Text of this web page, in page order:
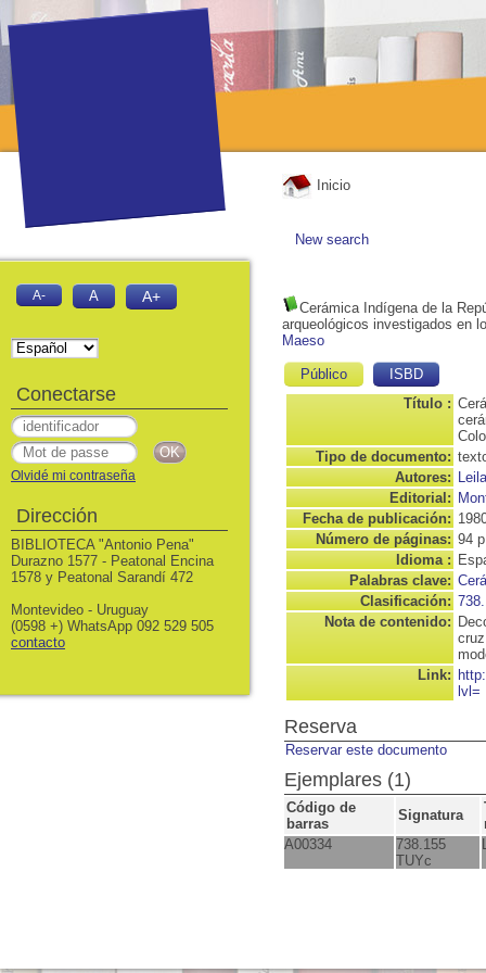
Inicio
New search
Cerámica Indígena de la
arqueológicos investigados en
Maeso
Público
ISBD
Título :
Tipo de documento:
Autores:
Editorial:
Fecha de publicación:
Número de páginas: 94 p
Idioma :
Palabras clave:
Clasificación:
Nota de contenido:
Link:
lvl=
Reserva
Reservar este documento
Ejemplares (1)
Código de
barras
Signatura
A00334
738.155
TUYc
A- A A+
Conectarse
Olvidé mi contraseña
Dirección
BIBLIOTECA "Antonio Pena"
Durazno 1577 - Peatonal Encina
1578 y Peatonal Sarandí 472
Montevideo - Uruguay
(0598 +) WhatsApp 092 529 505
contacto